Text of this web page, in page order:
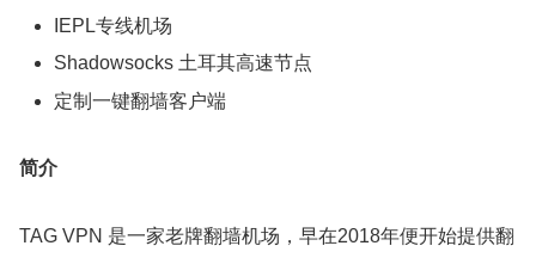
IEPL专线机场
Shadowsocks 土耳其高速节点
定制一键翻墙客户端
简介
TAG VPN 是一家老牌翻墙机场，早在2018年便开始提供翻